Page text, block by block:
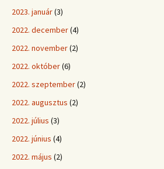
2023. január(3)
2022. december(4)
2022. november(2)
2022. október(6)
2022. szeptember(2)
2022. augusztus (2)
2022. július (3)
2022. június (4)
2022. május (2)